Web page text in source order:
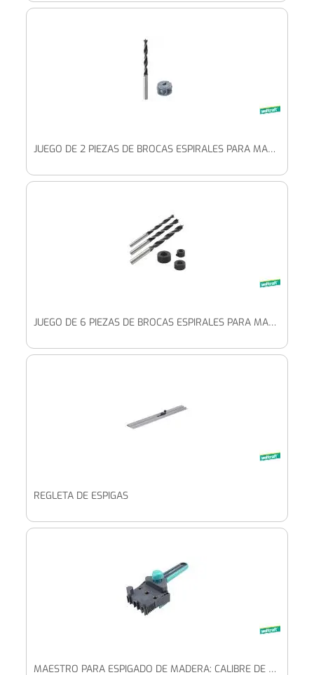
JUEGO DE 2 PIEZAS DE BROCAS ESPIRALES PARA MADERA CON TOPE DE PROFUNDIDAD
JUEGO DE 6 PIEZAS DE BROCAS ESPIRALES PARA MADERA CON TOPE DE PROFUNDIDAD
REGLETA DE ESPIGAS
MAESTRO PARA ESPIGADO DE MADERA: CALIBRE DE ESPIGA PARA ENSAMBLAR MADERA